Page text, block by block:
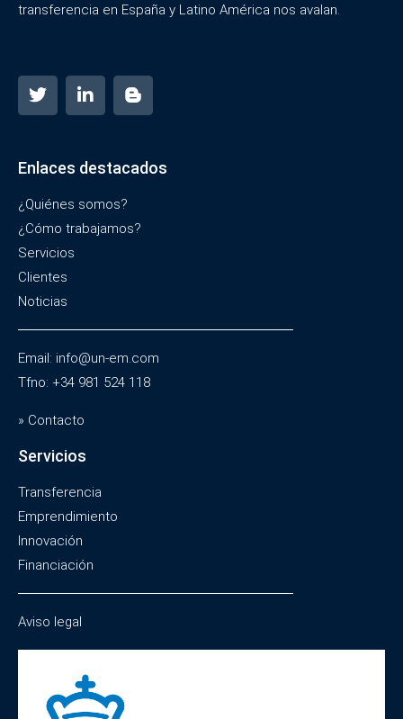
transferencia en España y Latino América nos avalan.
Enlaces destacados
¿Quiénes somos?
¿Cómo trabajamos?
Servicios
Clientes
Noticias
Email: info@un-em.com
Tfno: +34 981 524 118
» Contacto
Servicios
Transferencia
Emprendimiento
Innovación
Financiación
Aviso legal